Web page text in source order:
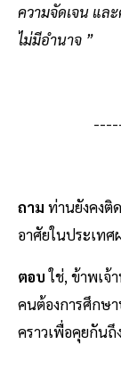
ความจัดเจน แล
ไม่มีอํานาจ ”
ถาม ท่านยังคงติ
อาศัยในประเทศ
ตอบใช่, ข้าพเจ้
คนต้องการศึกษา
คราวเพื่อคุยกันถึ